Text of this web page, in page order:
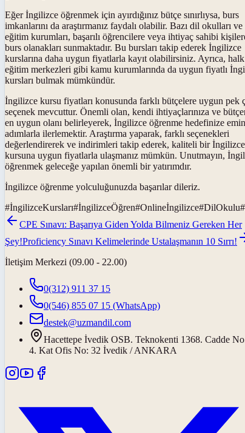
Eğer İngilizce öğrenmek için ayırdığınız bütçe sınırlıysa, burs
imkanlarını da araştırmanız faydalı olabilir. Bazı dil okulları ve
eğitim kurumları, başarılı öğrencilere veya ihtiyaç sahibi
burs olanakları sunmaktadır. Bu bursları takip ederek İngilizce
kurslarına daha uygun fiyatlarla kayıt olabilirsiniz. Ayrıca, halk
eğitim merkezleri gibi kamu kurumlarında da uygun fiyatlı
kursları bulmak mümkündür.
İngilizce kursu fiyatları konusunda farklı bütçelere uygun pek
seçenek mevcuttur. Önemli olan, kendi ihtiyaçlarınıza ve
en uygun olanı belirleyerek, İngilizce öğrenme hedefinize emin
adımlarla ilerlemektir. Araştırma yaparak, farklı seçenekleri
değerlendirerek ve indirimleri takip ederek, kaliteli bir İngilizce
kursuna uygun fiyatlarla ulaşmanız mümkün. Unutmayın,
öğrenmek geleceğe yapılan önemli bir yatırımdır.
İngilizce öğrenme yolculuğunuzda başarılar dileriz.
#İngilizceKursları#İngilizceÖğren#Onlineİngilizce#DilOkulu#
CPE Sınavı: Başarıya Giden Yolda Bilmeniz Gereken Her
Şey!Proficiency Sınavı Kelimelerinde Ustalaşmanın 10 Sırrı!
İletişim Merkezi (09.00 - 22.00)
0(312) 911 37 15
0(546) 855 07 15 (WhatsApp)
destek@uzmandil.com
Hacettepe İvedik OSB. Teknokenti 1368. Cadde
4. Kat Ofis No: 32 İvedik / ANKARA